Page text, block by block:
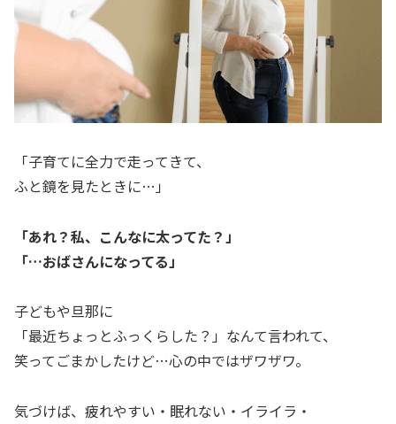
「子育てに全力で走ってきて、
ふと鏡を見たときに…」
「あれ？私、こんなに太ってた？」
「…おばさんになってる」
子どもや旦那に
「最近ちょっとふっくらした？」なんて言われて、
笑ってごまかしたけど…心の中ではザワザワ。
気づけば、疲れやすい・眠れない・イライラ・